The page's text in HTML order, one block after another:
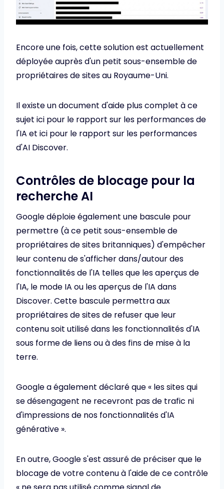
Encore une fois, cette solution est actuellement
déployée auprès d'un petit sous-ensemble de
propriétaires de sites au Royaume-Uni.
Il existe un document d'aide plus complet à ce
sujet ici pour le rapport sur les performances de
l'IA et ici pour le rapport sur les performances
d'AI Discover.
Contrôles de blocage pour la
recherche AI
Google déploie également une bascule pour
permettre (à ce petit sous-ensemble de
propriétaires de sites britanniques) d'empêcher
leur contenu de s'afficher dans/autour des
fonctionnalités de l'IA telles que les aperçus de
l'IA, le mode IA ou les aperçus de l'IA dans
Discover. Cette bascule permettra aux
propriétaires de sites de refuser que leur
contenu soit utilisé dans les fonctionnalités d'IA
sous forme de liens ou à des fins de mise à la
terre.
Google a également déclaré que « les sites qui
se désengagent ne recevront pas de trafic ni
d'impressions de nos fonctionnalités d'IA
générative ».
En outre, Google s'est assuré de préciser que le
blocage de votre contenu à l'aide de ce contrôle